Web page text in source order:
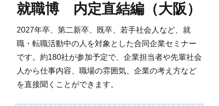
就職博 内定直結編（大阪）
2027年卒、第二新卒、既卒、若手社会人など、就
職・転職活動中の人を対象とした合同企業セミナー
です。約180社が参加予定で、企業担当者や先輩社会
人から仕事内容、職場の雰囲気、企業の考え方など
を直接聞くことができます。